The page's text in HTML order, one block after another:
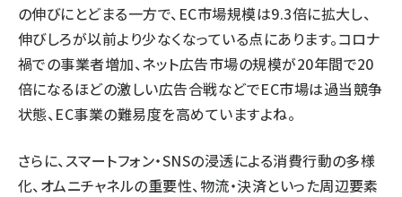
の伸びにとどまる一方で、EC市場規模は9.3倍に拡大し、
伸びしろが以前より少なくなっている点にあります。コロナ
禍での事業者増加、ネット広告市場の規模が20年間で20
倍になるほどの激しい広告合戦などでEC市場は過当競争
状態、EC事業の難易度を高めていますよね。
さらに、スマートフォン・SNSの浸透による消費行動の多様
化、オムニチャネルの重要性、物流・決済といった周辺要素